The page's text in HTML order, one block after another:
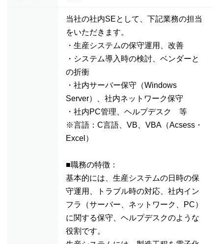
当社の社内SEとして、下記業務の担当
をいただきます。
・生産システムの保守運用、改善
・システム導入時の検討、ベンダーと
の折衝
・社内サーバー保守（Windows
Server）、社内ネットワーク保守
・社内PC管理、ヘルプデスク 等
※言語：C言語、VB、VBA（Acsess・
Excel）
■職務の特徴：
基本的には、生産システムの日時の保
守運用、トラブル時の対応、社内イン
フラ（サーバー、ネットワーク、PC）
に関する保守、ヘルプデスクのような
役割です。